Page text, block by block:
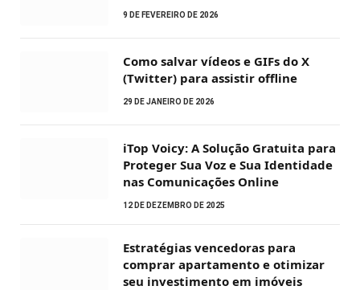
9 DE FEVEREIRO DE 2026
Como salvar vídeos e GIFs do X
(Twitter) para assistir offline
29 DE JANEIRO DE 2026
iTop Voicy: A Solução Gratuita para
Proteger Sua Voz e Sua Identidade
nas Comunicações Online
12 DE DEZEMBRO DE 2025
Estratégias vencedoras para
comprar apartamento e otimizar
seu investimento em imóveis